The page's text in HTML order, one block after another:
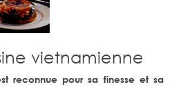
vietnamienne
reconnue pour sa finesse et sa